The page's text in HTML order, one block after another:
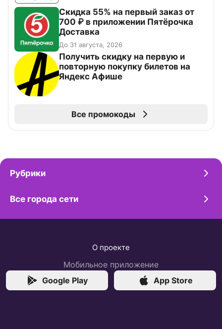
Скидка 55% на первый заказ от
700 ₽ в приложении Пятёрочка
Доставка
До 31 августа, 2026
Получить скидку на первую и
повторную покупку билетов на
Яндекс Афише
Все промокоды
Рубрики
Все города сети
О проекте
Мобильное приложение
Google Play
App Store